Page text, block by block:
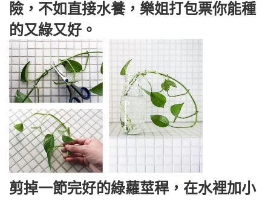
險，不如直接水養，樂姐打包票你能種
的又綠又好。
剪掉一節完好的綠蘿莖稈，在水裡加小